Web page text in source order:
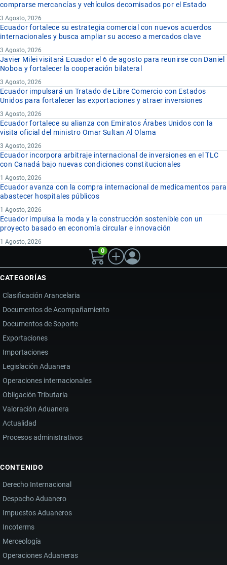
comprarse mercancías y vehículos decomisados por el Estado
3 Agosto, 2026
Ecuador fortalece su estrategia comercial con nuevos acuerdos
internacionales y busca ampliar su acceso a mercados clave
3 Agosto, 2026
Javier Milei visitará Ecuador el 6 de agosto para reunirse con Daniel
Noboa y fortalecer la cooperación bilateral
3 Agosto, 2026
Ecuador impulsará un Tratado de Libre Comercio con Estados
Unidos para fortalecer las exportaciones y atraer inversiones
3 Agosto, 2026
Ecuador fortalece su alianza con Emiratos Árabes Unidos con la
visita oficial del ministro Omar Sultan Al Olama
3 Agosto, 2026
Ecuador incorpora arbitraje internacional de inversiones en el TLC
con Canadá bajo nuevas condiciones constitucionales
1 Agosto, 2026
Ecuador avanza con la compra internacional de medicamentos para
abastecer hospitales públicos
1 Agosto, 2026
Ecuador impulsa la moda y la construcción sostenible con un
proyecto basado en economía circular e innovación
1 Agosto, 2026
0
CATEGORÍAS
Clasificación Arancelaria
Documentos de Acompañamiento
Documentos de Soporte
Exportaciones
Importaciones
Legislación Aduanera
Operaciones internacionales
Obligación Tributaria
Valoración Aduanera
Actualidad
Procesos administrativos
CONTENIDO
Derecho Internacional
Despacho Aduanero
Impuestos Aduaneros
Incoterms
Merceología
Operaciones Aduaneras